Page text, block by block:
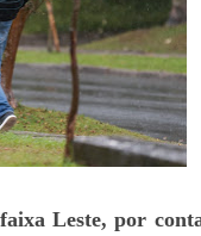
Leste, por